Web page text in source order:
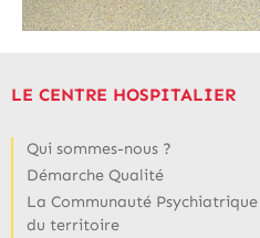
LE CENTRE HOSPITALIER
Qui sommes-nous ?
Démarche Qualité
La Communauté Psychiatrique
du territoire